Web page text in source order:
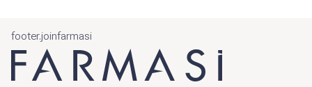
footer.joinfarmasi